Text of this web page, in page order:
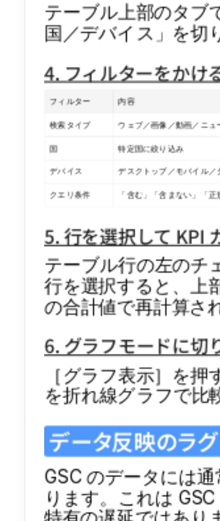
テーブル上部のタブ
国／デバイス」を切
4. フィルターをかけ
フィルター 内容
検索タイプ ウェブ／画像／動画／ニ
国 特定国に絞り込み
デバイス デスクトップ／モバイル／
クエリ条件 「含む」「含まない」「正
5. 行を選択して KPI
テーブル行の左のチ
行を選択すると、上
の合計値で再計算さ
6. グラフモードに切
［グラフ表示］を
を折れ線グラフで比
データ反映のラグ
GSC のデータには
ります。これは